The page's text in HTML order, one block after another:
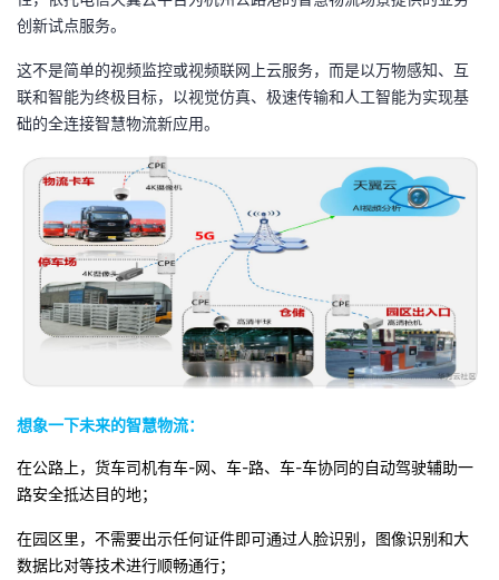
创新试点服务。
这不是简单的视频监控或视频联网上云服务，而是以万物感知、互
联和智能为终极目标，以视觉仿真、极速传输和人工智能为实现基
础的全连接智慧物流新应用。
想象一下未来的智慧物流：
在公路上，货车司机有车-网、车-路、车-车协同的自动驾驶辅助一
路安全抵达目的地；
在园区里，不需要出示任何证件即可通过人脸识别，图像识别和大
数据比对等技术进行顺畅通行；